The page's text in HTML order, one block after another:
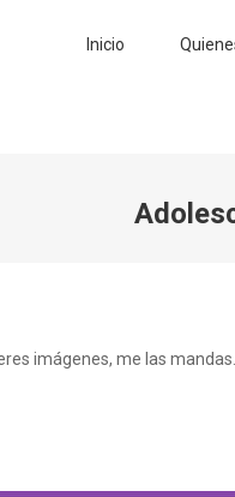
Inicio
imágenes, me las mandas.